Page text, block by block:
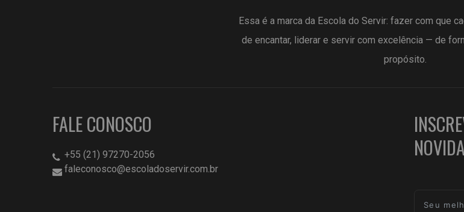
Essa é a marca da Escola do Servir: fazer com que
de encantar, liderar e servir com excelência — de
propósito.
FALE CONOSCO
+55 (21) 97270-2056
faleconosco@escoladoservir.com.br